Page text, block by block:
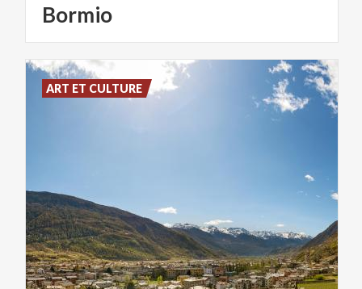
Bormio
ART ET CULTURE